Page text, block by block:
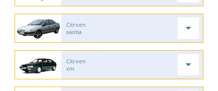
Citroen
xantia
Citroen
xm